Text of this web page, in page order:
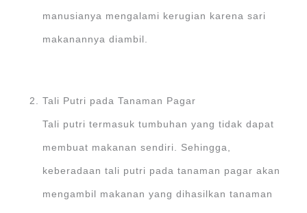
manusianya mengalami kerugian karena sari
makanannya diambil.
Tali Putri pada Tanaman Pagar
Tali putri termasuk tumbuhan yang tidak dapat
membuat makanan sendiri. Sehingga,
keberadaan tali putri pada tanaman pagar akan
mengambil makanan yang dihasilkan tanaman